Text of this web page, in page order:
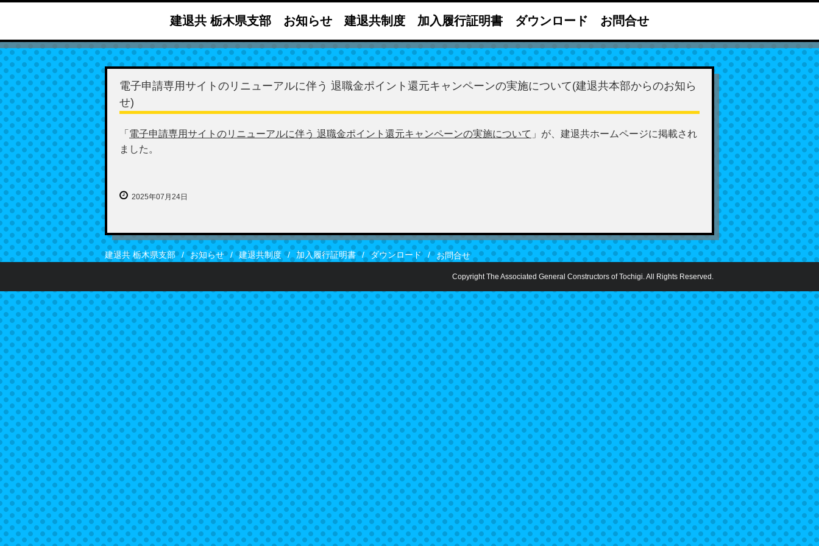
建退共 栃木県支部 お知らせ 建退共制度 加入履行証明書 ダウンロード お問合せ
電子申請専用サイトのリニューアルに伴う 退職金ポイント還元キャンペーンの実施について(建退共本部からのお知ら
せ)
「 電子申請専用サイトのリニューアルに伴う 退職金ポイント還元キャンペーンの実施について 」が、建退共ホームページに掲載され
ました。
2025年07月24日
建退共 栃木県支部 お知らせ 建退共制度 加入履行証明書 ダウンロード お問合せ
Copyright The Associated General Constructors of Tochigi. All Rights Reserved.